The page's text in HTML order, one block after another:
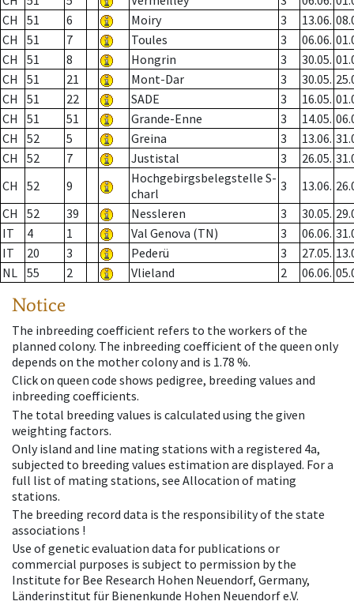
CH
51 6 Moiry 3 13.06.
CH
51 7 Toules 3 06.06.
CH
51 8 Hongrin 3 30.05.
CH
51 21 Mont-Dar 3 30.05.
CH
51 22 SADE 3 16.05.
CH
51 51 Grande-Enne 3 14.05.
CH
52 5 Greina 3 13.06.
CH
52 7 Justistal 3 26.05.
CH
52 9
Hochgebirgsbelegstelle S-
charl
3 13.06.
CH
52 39 Nessleren 3 30.05.
IT
4 1 Val Genova (TN) 3 06.06.
IT
20 3 Pederü 3 27.05.
NL 55 2 Vlieland 2 06.06.
Notice
The inbreeding coefficient refers to the workers of the
planned colony. The inbreeding coefficient of the queen only
depends on the mother colony and is 1.78 %.
Click on queen code shows pedigree, breeding values and
inbreeding coefficients.
The total breeding values is calculated using the given
weighting factors.
Only island and line mating stations with a registered 4a,
subjected to breeding values estimation are displayed. For a
full list of mating stations, see Allocation of mating
stations.
The breeding record data is the responsibility of the state
associations !
Use of genetic evaluation data for publications or
commercial purposes is subject to permission by the
Institute for Bee Research Hohen Neuendorf, Germany,
Länderinstitut für Bienenkunde Hohen Neuendorf e.V.